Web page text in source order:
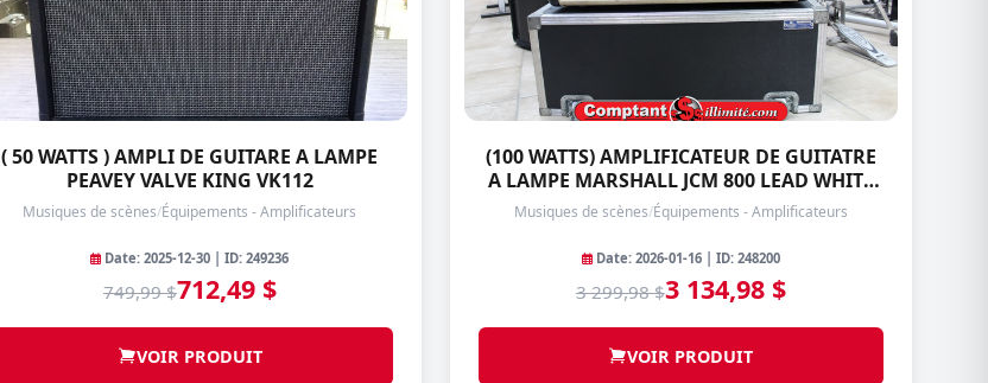
( 50 WATTS ) AMPLI DE GUITARE A LAMPE
PEAVEY VALVE KING VK112
Musiques de scènes/Équipements - Amplificateurs
Date: 2025-12-30 | ID: 249236
749,99 $712,49 $
VOIR PRODUIT
(100 WATTS) AMPLIFICATEUR DE GUITATRE
A LAMPE MARSHALL JCM 800 LEAD WHITE
TOLEX SERIES-2203
Musiques de scènes/Équipements - Amplificateurs
Date: 2026-01-16 | ID: 248200
3 299,98 $3 134,98 $
VOIR PRODUIT